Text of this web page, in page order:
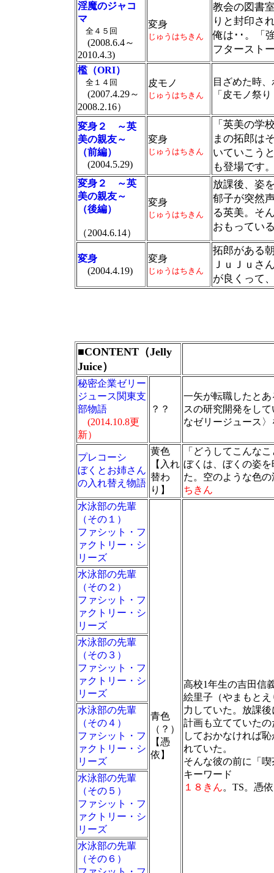
淫魔のジャコ
マ
全４５回
(2008.6.4～
2010.4.3)
変身
じゅうはちきん
教会の図書
りと封印さ
俺は･･。「
フタースト
檻（ORI）
全１４回
(2007.4.29～
2008.2.16）
皮モノ
じゅうはちきん
目ざめた時
「皮モノ祭
変身２ ～英
美の親友～
（前編）
(2004.5.29)
変身
じゅうはちきん
「英美の学
まの拓郎は
いていこう
も登場です
変身２ ～英
美の親友～
（後編）
（2004.6.14）
変身
じゅうはちきん
放課後、姿
郁子が突然
る英美。そ
おもってい
変身
(2004.4.19)
変身
じゅうはちきん
拓郎がある
ＪｕＪｕさ
が良くって
■CONTENT（Jelly
Juice）
秘密企業ゼリー
ジュース関東支
部物語
(2014.10.8更
新）
？？
一矢が転職したと
スの研究開発をし
なゼリージュース
プレコーシ
ぼくとお姉さん
の入れ替え物語
黄色
【入れ
替わ
り】
「どうしてこんな
ぼくは、ぼくの姿
た。空のような色
ちきん
水泳部の先輩
（その１）
ファシット・フ
ァクトリー・シ
リーズ
青色
（？）
【憑
依】
高校1年生の吉田信
絵里子（やまもと
力していた。放課
計画も立てていた
しておかなければ
れていた。
そんな彼の前に「
キーワード
１８きん。TS。憑
水泳部の先輩
（その２）
ファシット・フ
ァクトリー・シ
リーズ
水泳部の先輩
（その３）
ファシット・フ
ァクトリー・シ
リーズ
水泳部の先輩
（その４）
ファシット・フ
ァクトリー・シ
リーズ
水泳部の先輩
（その５）
ファシット・フ
ァクトリー・シ
リーズ
水泳部の先輩
（その６）